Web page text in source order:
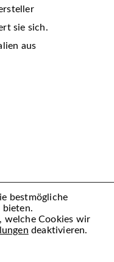
sie sich.
aus
bestmögliche
bieten.
welche Cookies wir
deaktivieren.